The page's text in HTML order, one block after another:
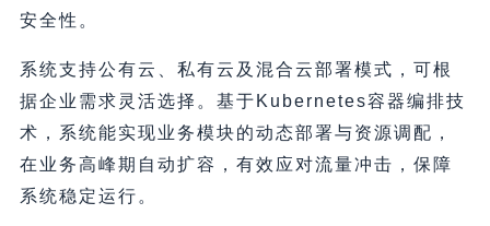
安全性。
系统支持公有云、私有云及混合云部署模式，可根
据企业需求灵活选择。基于Kubernetes容器编排技
术，系统能实现业务模块的动态部署与资源调配，
在业务高峰期自动扩容，有效应对流量冲击，保障
系统稳定运行。